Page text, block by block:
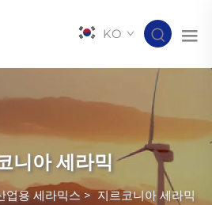
KO
니아 세라믹
업용 세라믹스 > 지르코니아 세라믹